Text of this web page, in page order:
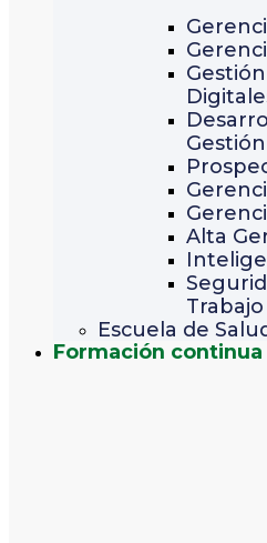
Alta
Trabajo
Escuela de
Formación continua